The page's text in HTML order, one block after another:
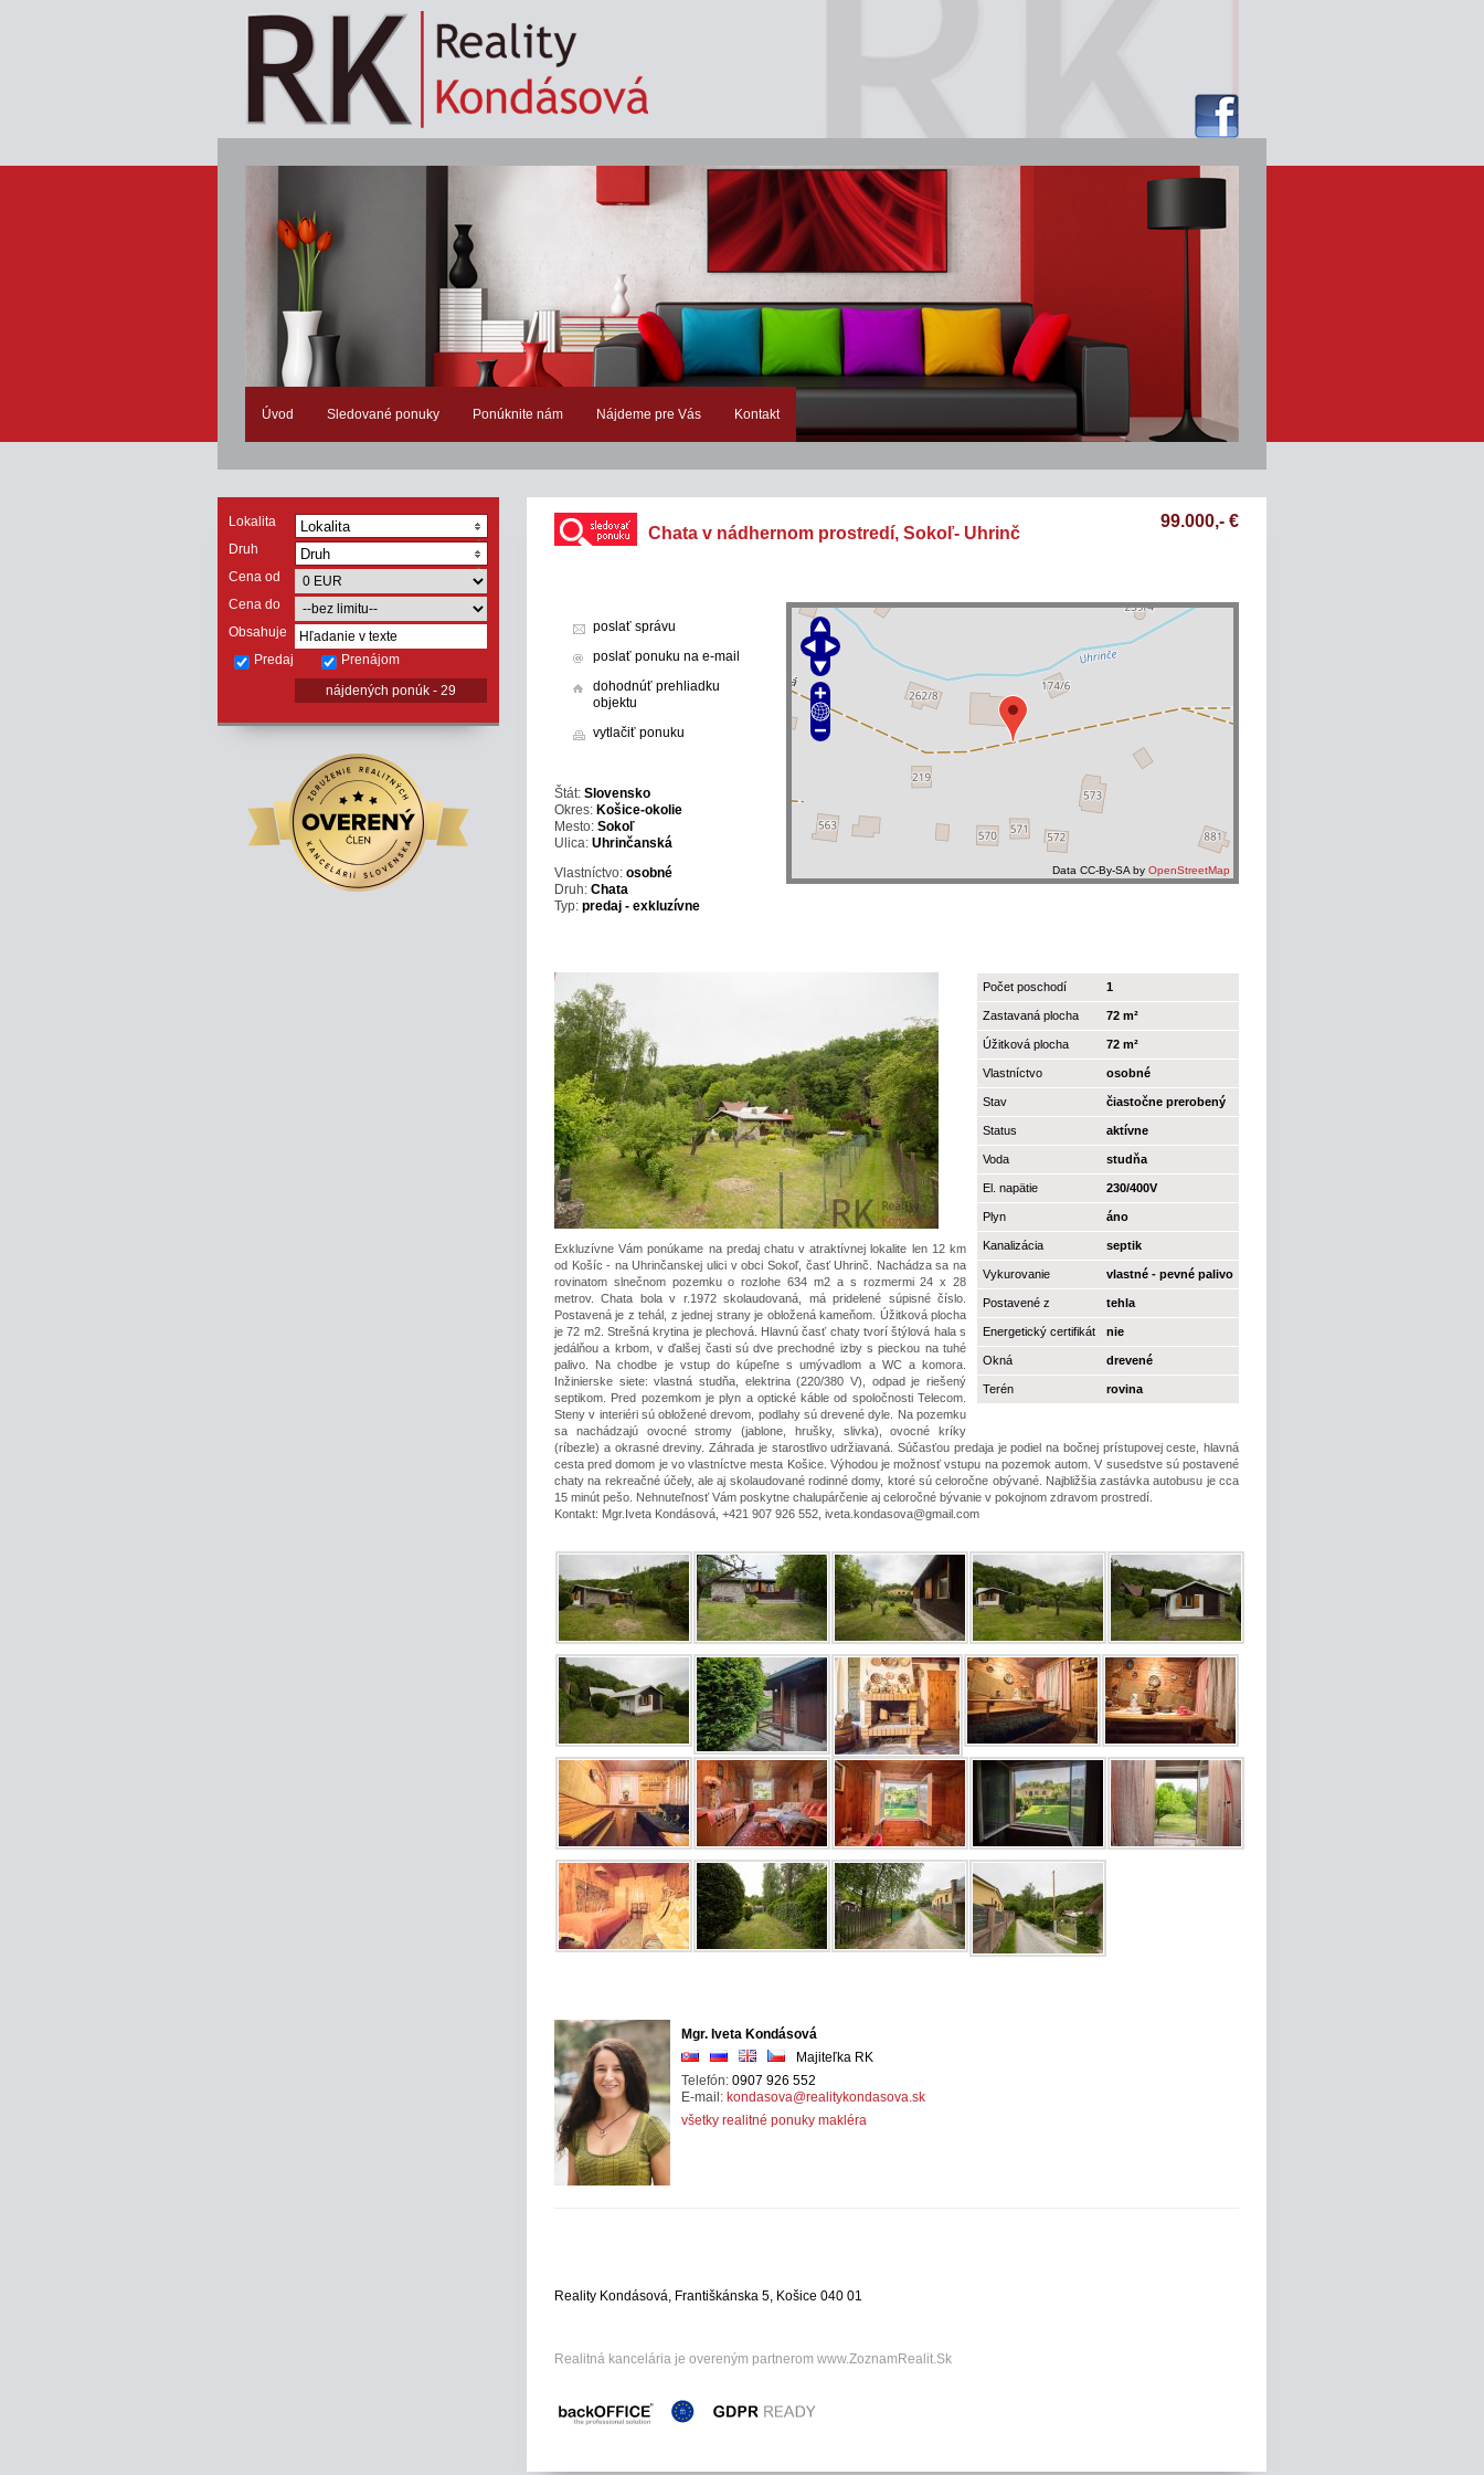
Úvod Sledované ponuky Ponúknite nám Nájdeme pre Vás Kontakt
Lokalita Lokalita
Druh Druh
Cena od
Cena do
Obsahuje
Predaj
Prenájom
99.000,- €
Chata v nádhernom prostredí, Sokoľ- Uhrinč
Data CC-By-SA by OpenStreetMap
poslať správu
poslať ponuku na e-mail
dohodnúť prehliadku
objektu
vytlačiť ponuku
Štát: Slovensko
Okres: Košice-okolie
Mesto: Sokoľ
Ulica: Uhrinčanská
Vlastníctvo: osobné
Druh: Chata
Typ: predaj - exkluzívne
Počet poschodí 1
Zastavaná plocha 72 m²
Úžitková plocha 72 m²
Vlastníctvo osobné
Stav čiastočne prerobený
Status aktívne
Voda studňa
El. napätie 230/400V
Plyn áno
Kanalizácia septik
Vykurovanie vlastné - pevné palivo
Postavené z tehla
Energetický certifikát nie
Okná drevené
Terén rovina
Exkluzívne Vám ponúkame na predaj chatu v atraktívnej lokalite len 12 km
od Košíc - na Uhrinčanskej ulici v obci Sokoľ, časť Uhrinč. Nachádza sa na
rovinatom slnečnom pozemku o rozlohe 634 m2 a s rozmermi 24 x 28
metrov. Chata bola v r.1972 skolaudovaná, má pridelené súpisné číslo.
Postavená je z tehál, z jednej strany je obložená kameňom. Úžitková plocha
je 72 m2. Strešná krytina je plechová. Hlavnú časť chaty tvorí štýlová hala s
jedálňou a krbom, v ďalšej časti sú dve prechodné izby s pieckou na tuhé
palivo. Na chodbe je vstup do kúpeľne s umývadlom a WC a komora.
Inžinierske siete: vlastná studňa, elektrina (220/380 V), odpad je riešený
septikom. Pred pozemkom je plyn a optické káble od spoločnosti Telecom.
Steny v interiéri sú obložené drevom, podlahy sú drevené dyle. Na pozemku
sa nachádzajú ovocné stromy (jablone, hrušky, slivka), ovocné kríky
(ríbezle) a okrasné dreviny. Záhrada je starostlivo udržiavaná. Súčasťou predaja je podiel na bočnej prístupovej ceste, hlavná
cesta pred domom je vo vlastníctve mesta Košice. Výhodou je možnosť vstupu na pozemok autom. V susedstve sú postavené
chaty na rekreačné účely, ale aj skolaudované rodinné domy, ktoré sú celoročne obývané. Najbližšia zastávka autobusu je cca
15 minút pešo. Nehnuteľnosť Vám poskytne chalupárčenie aj celoročné bývanie v pokojnom zdravom prostredí.
Kontakt: Mgr.Iveta Kondásová, +421 907 926 552, iveta.kondasova@gmail.com
Mgr. Iveta Kondásová
Majiteľka RK
Telefón: 0907 926 552
E-mail: kondasova@realitykondasova.sk
všetky realitné ponuky makléra
Reality Kondásová, Františkánska 5, Košice 040 01
Realitná kancelária je overeným partnerom www.ZoznamRealit.Sk